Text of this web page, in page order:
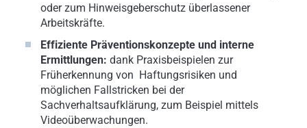
oder zum Hinweisgeberschutz überlassener
Arbeitskräfte.
Effiziente Präventionskonzepte und interne
Ermittlungen: dank Praxisbeispielen zur
Früherkennung von Haftungsrisiken und
möglichen Fallstricken bei der
Sachverhaltsaufklärung, zum Beispiel mittels
Videoüberwachungen.